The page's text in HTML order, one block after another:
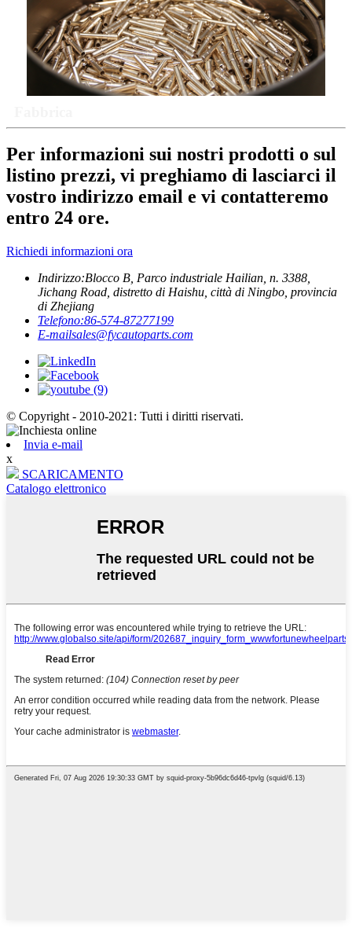
Per informazioni sui nostri prodotti o sul
listino prezzi, vi preghiamo di lasciarci il
vostro indirizzo email e vi contatteremo
entro 24 ore.
Richiedi informazioni ora
Indirizzo:Blocco B, Parco industriale Hailian, n. 3388,
Jichang Road, distretto di Haishu, città di Ningbo, provincia
di Zhejiang
Telefono:86-574-87277199
E-mailsales@fycautoparts.com
© Copyright - 2010-2021: Tutti i diritti riservati.
Invia e-mail
x
SCARICAMENTO
Catalogo elettronico